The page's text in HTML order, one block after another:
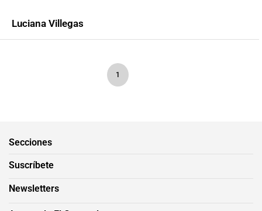
Luciana Villegas
1
Secciones
Suscríbete
Newsletters